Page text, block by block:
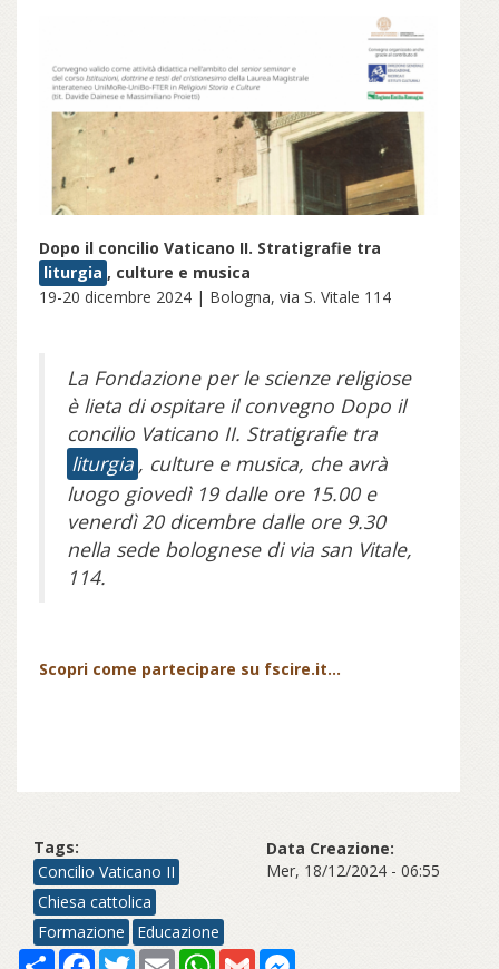
Dopo il concilio Vaticano II. Stratigrafie tra
liturgia , culture e musica
19-20 dicembre 2024 | Bologna, via S. Vitale 114
La Fondazione per le scienze religiose
è lieta di ospitare il convegno Dopo il
concilio Vaticano II. Stratigrafie tra
liturgia , culture e musica, che avrà
luogo giovedì 19 dalle ore 15.00 e
venerdì 20 dicembre dalle ore 9.30
nella sede bolognese di via san Vitale,
114.
Scopri come partecipare su fscire.it...
Tags:
Concilio Vaticano II
Chiesa cattolica
Formazione
Educazione
Data Creazione:
Mer, 18/12/2024 - 06:55
Share Facebook
TwitterEmail WhatsApp
Gmail